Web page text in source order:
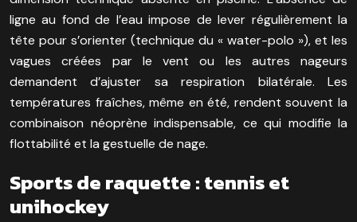
ligne au fond de l’eau impose de lever régulièrement la
tête pour s’orienter (technique du « water-polo »), et les
vagues créées par le vent ou les autres nageurs
demandent d’ajuster sa respiration bilatérale. Les
températures fraîches, même en été, rendent souvent la
combinaison néoprène indispensable, ce qui modifie la
flottabilité et la gestuelle de nage.
Sports de raquette : tennis et
unihockey